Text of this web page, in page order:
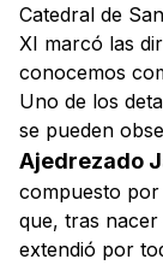
Catedral de
XI marcó las
conocemos
Uno de los
se pueden
Ajedrezado
compuesto por
que, tras
extendió por